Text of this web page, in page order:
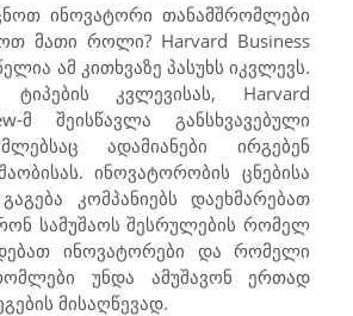
ინოვატორი თანამშრომლები
მათი როლი? Harvard Business
ამ კითხვაზე პასუხს იკვლევს.
ტიპების კვლევისას, Harvard
მ შეისწავლა განსხვავებული
ადამიანები ირგებენ
ინოვატორობის ცნებისა
კომპანიებს დაეხმარებათ
სამუშაოს შესრულების რომელ
ინოვატორები და რომელი
უნდა ამუშავონ ერთად
მისაღწევად.